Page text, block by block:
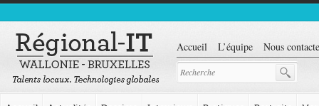
Accueil L’équipe Nous